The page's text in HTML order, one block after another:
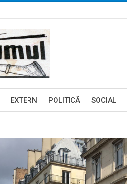
EXTERN POLITICĂ SOCIAL